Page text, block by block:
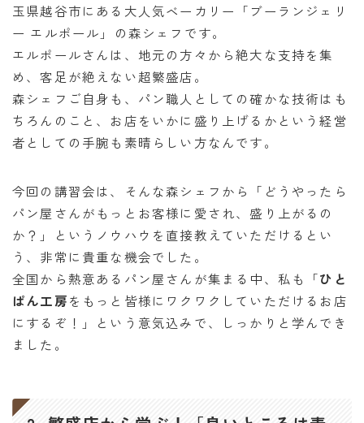
玉県越谷市にある大人気ベーカリー「ブーランジェリ
ー エルポール」の森シェフです。
エルポールさんは、地元の方々から絶大な支持を集
め、客足が絶えない超繁盛店。
森シェフご自身も、パン職人としての確かな技術はも
ちろんのこと、お店をいかに盛り上げるかという経営
者としての手腕も素晴らしい方なんです。
今回の講習会は、そんな森シェフから「どうやったら
パン屋さんがもっとお客様に愛され、盛り上がるの
か？」というノウハウを直接教えていただけるとい
う、非常に貴重な機会でした。
全国から熱意あるパン屋さんが集まる中、私も「ひと
ぱん工房をもっと皆様にワクワクしていただけるお店
にするぞ！」という意気込みで、しっかりと学んでき
ました。